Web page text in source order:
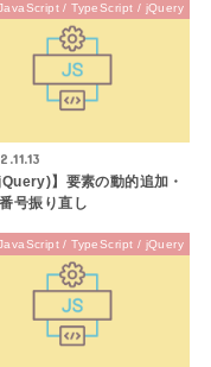
/ TypeScript / jQuery
】要素の動的追加・
号振り直し
/ TypeScript / jQuery